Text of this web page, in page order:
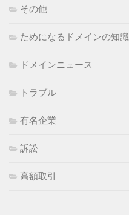
その他
ためになるドメインの知識
ドメインニュース
トラブル
有名企業
訴訟
高額取引